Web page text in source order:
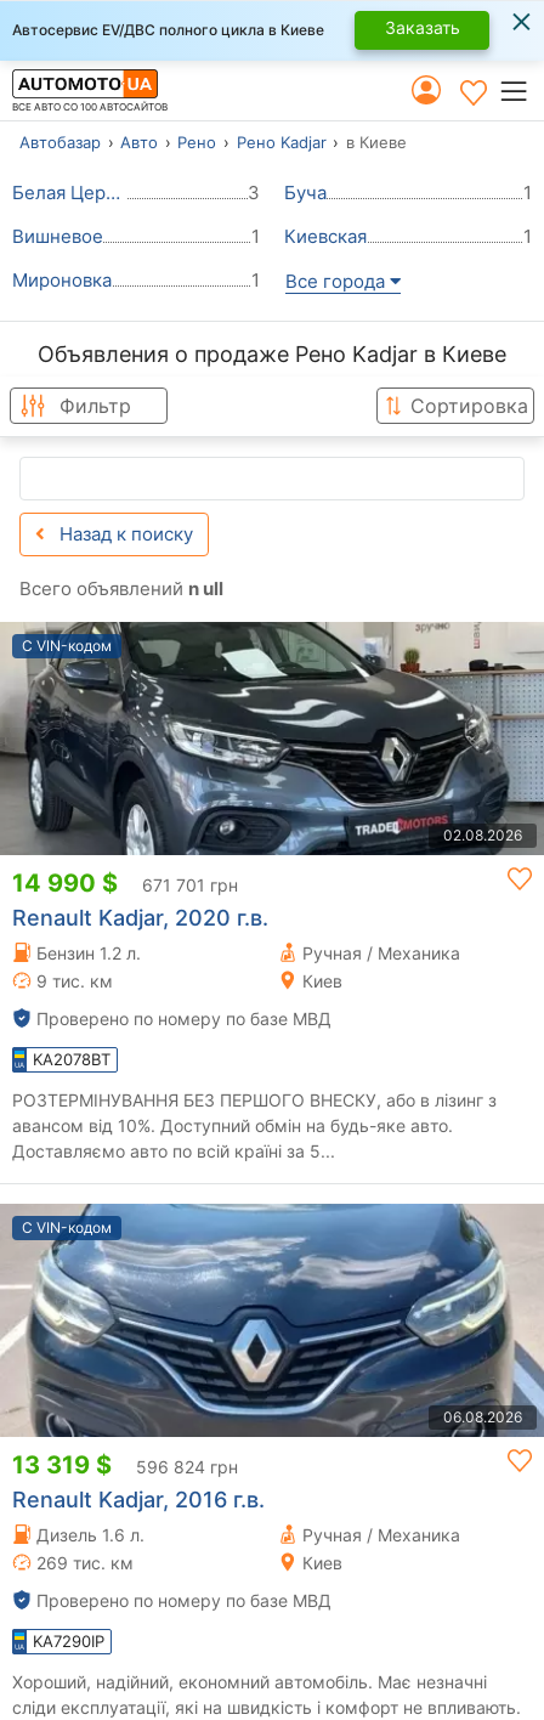
Автосервис EV/ДВС полного цикла в Киеве Заказать ×
ВСЕ АВТО СО 100 АВТОСАЙТОВ
Автобазар Авто Рено Рено Kadjar в Киеве
Белая Церковь 3 Буча
1
Вишневое
1 Киевская
1
Мироновка
1 Все города
Объявления о продаже Рено Kadjar в Киеве
Фильтр Сортировка
Назад к поиску
Всего объявлений n ull
С VIN-кодом
02.08.2026
14 990 $ 671 701 грн
Renault Kadjar, 2020 г.в.
Бензин 1.2 л.
Ручная / Механика
9 тис. км
Киев
Проверено по номеру по базе МВД
KA2078BT
РОЗТЕРМІНУВАННЯ БЕЗ ПЕРШОГО ВНЕСКУ, або в лізинг з
авансом від 10%. Доступний обмін на будь-яке авто.
Доставляємо авто по всій країні за 5...
С VIN-кодом
06.08.2026
13 319 $ 596 824 грн
Renault Kadjar, 2016 г.в.
Дизель 1.6 л.
Ручная / Механика
269 тис. км
Киев
Проверено по номеру по базе МВД
KA7290IP
Хороший, надійний, економний автомобіль. Має незначні
сліди експлуатації, які на швидкість і комфорт не впливають.